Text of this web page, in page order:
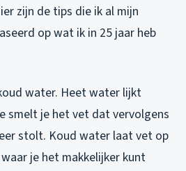
zijn de tips die ik al mijn
op wat ik in 25 jaar heb
water. Heet water lijkt
smelt je het vet dat vervolgens
stolt. Koud water laat vet op
je het makkelijker kunt